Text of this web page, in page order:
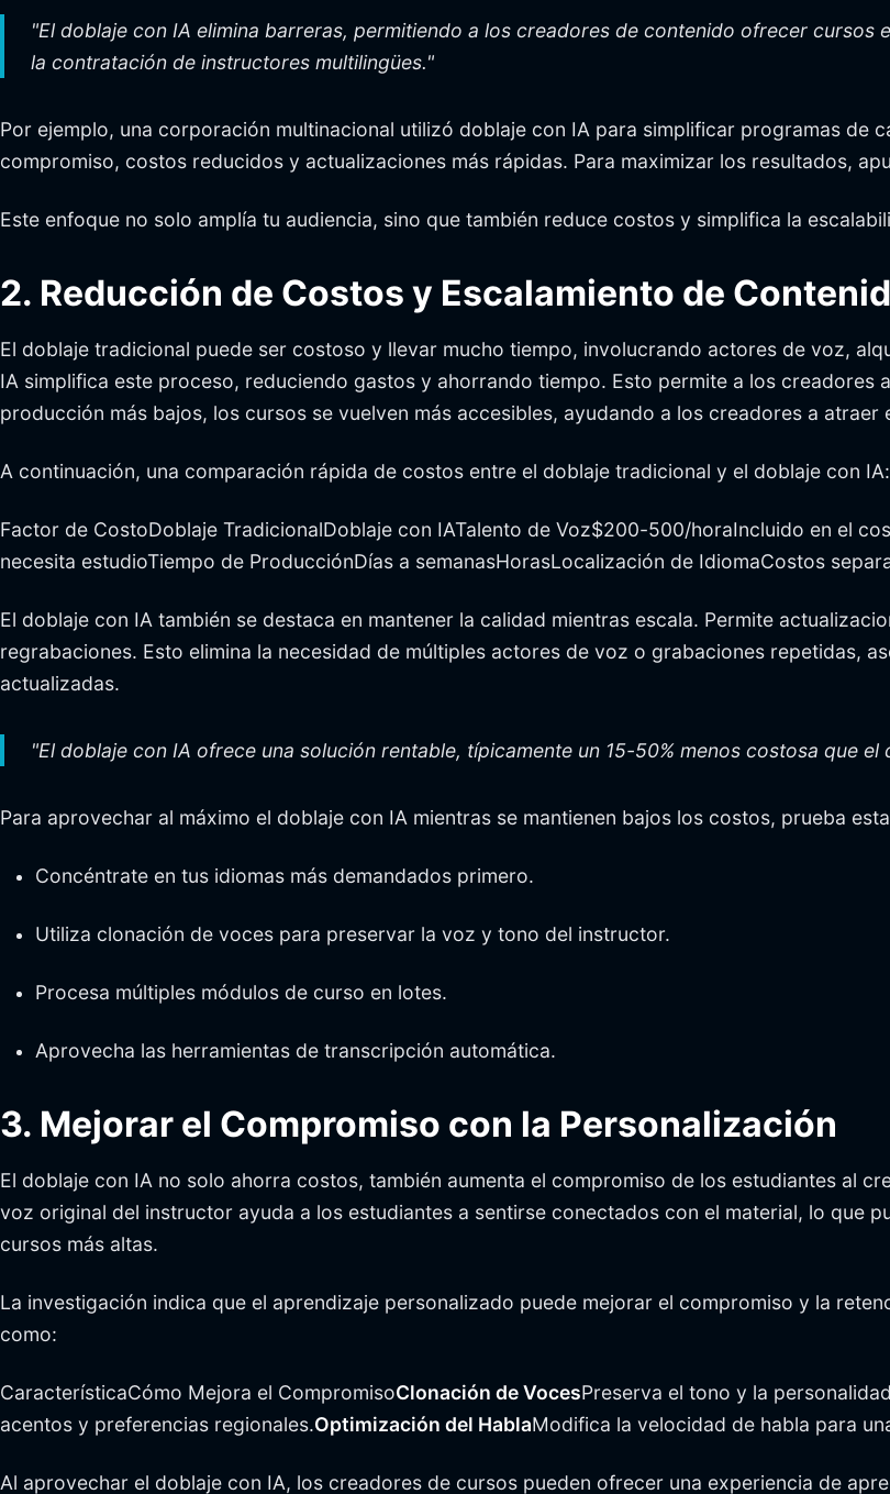
"El doblaje con IA elimina barreras, permitiendo a los creadores de contenido ofrecer cursos
la contratación de instructores multilingües."
Por ejemplo, una corporación multinacional utilizó doblaje con IA para simplificar programas de
compromiso, costos reducidos y actualizaciones más rápidas. Para maximizar los resultados,
Este enfoque no solo amplía tu audiencia, sino que también reduce costos y simplifica la
2. Reducción de Costos y Escalamiento de
El doblaje tradicional puede ser costoso y llevar mucho tiempo, involucrando actores de voz,
IA simplifica este proceso, reduciendo gastos y ahorrando tiempo. Esto permite a los
producción más bajos, los cursos se vuelven más accesibles, ayudando a los creadores a
A continuación, una comparación rápida de costos entre el doblaje tradicional y el doblaje con IA:
Factor de CostoDoblaje TradicionalDoblaje con IATalento de Voz$200-500/horaIncluido en el
necesita estudioTiempo de ProducciónDías a semanasHorasLocalización de IdiomaCostos
El doblaje con IA también se destaca en mantener la calidad mientras escala. Permite
regrabaciones. Esto elimina la necesidad de múltiples actores de voz o grabaciones repetidas,
actualizadas.
"El doblaje con IA ofrece una solución rentable, típicamente un 15-50% menos costosa que
Para aprovechar al máximo el doblaje con IA mientras se mantienen bajos los costos, prueba
Concéntrate en tus idiomas más demandados primero.
Utiliza clonación de voces para preservar la voz y tono del instructor.
Procesa múltiples módulos de curso en lotes.
Aprovecha las herramientas de transcripción automática.
3. Mejorar el Compromiso con la Personalización
El doblaje con IA no solo ahorra costos, también aumenta el compromiso de los estudiantes al
voz original del instructor ayuda a los estudiantes a sentirse conectados con el material, lo que
cursos más altas.
La investigación indica que el aprendizaje personalizado puede mejorar el compromiso y la
como:
CaracterísticaCómo Mejora el CompromisoClonación de VocesPreserva el tono y la
acentos y preferencias regionales.Optimización del HablaModifica la velocidad de habla para
Al aprovechar el doblaje con IA, los creadores de cursos pueden ofrecer una experiencia de